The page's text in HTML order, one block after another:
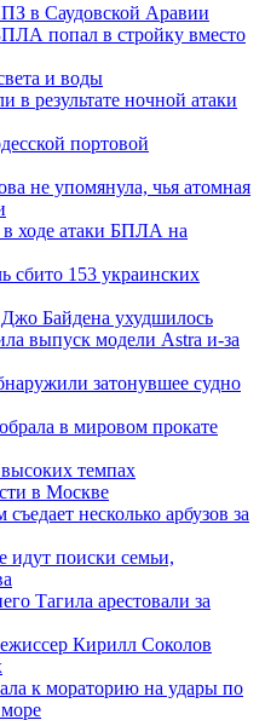
в Саудовской Аравии
попал в стройку вместо
и воды
в результате ночной атаки
портовой
не упомянула, чья атомная
ходе атаки БПЛА на
сбито 153 украинских
Байдена ухудшилось
выпуск модели Astra и-за
затонувшее судно
в мировом прокате
темпах
в Москве
несколько арбузов за
идут поиски семьи,
Тагила арестовали за
Кирилл Соколов
к мораторию на удары по